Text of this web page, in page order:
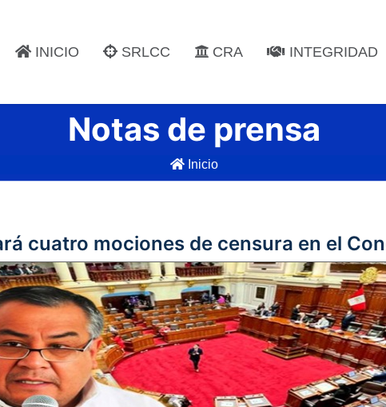
INICIO SRLCC CRA INTEGRIDAD
Notas de prensa
Inicio
cuatro mociones de censura en el